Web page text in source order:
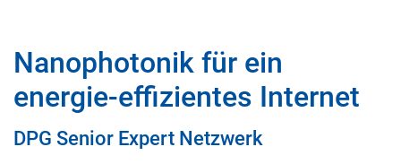
Nanophotonik für ein
energie-effizientes Internet
DPG Senior Expert Netzwerk